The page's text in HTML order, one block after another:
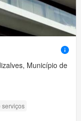
Município de
serviços